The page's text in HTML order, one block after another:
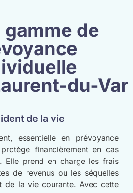
gamme de
du-Var
de la vie
essentielle en prévoyance
financièrement en cas
Elle prend en charge les frais
de revenus ou les séquelles
de la vie courante. Avec cette